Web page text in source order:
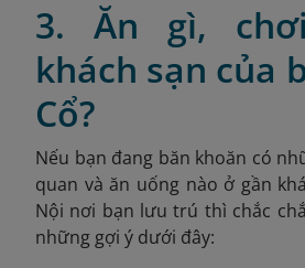
3. Ăn gì,
khách sạn của
Cổ?
Nếu bạn đang băn khoăn có
quan và ăn uống nào ở gần
Nội nơi bạn lưu trú thì chắc
những gợi ý dưới đây: